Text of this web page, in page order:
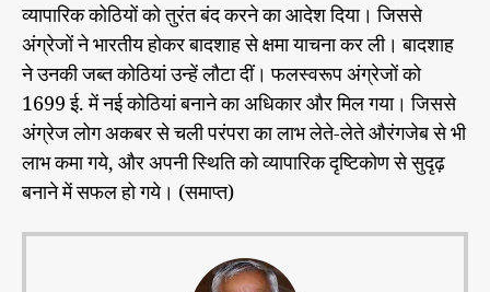
व्यापारिक कोठियों को तुरंत बंद करने का आदेश दिया। जिससे
अंग्रेजों ने भारतीय होकर बादशाह से क्षमा याचना कर ली। बादशाह
ने उनकी जब्त कोठियां उन्हें लौटा दीं। फलस्वरूप अंग्रेजों को
1699 ई. में नई कोठियां बनाने का अधिकार और मिल गया। जिससे
अंग्रेज लोग अकबर से चली परंपरा का लाभ लेते-लेते औरंगजेब से भी
लाभ कमा गये, और अपनी स्थिति को व्यापारिक दृष्टिकोण से सुदृढ़
बनाने में सफल हो गये। (समाप्त)